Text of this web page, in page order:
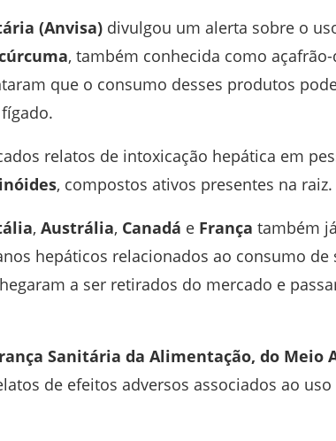
(Anvisa) divulgou um alerta sobre o
, também conhecida como
que o consumo desses produtos
relatos de intoxicação hepática em
, compostos ativos presentes na raiz.
, Austrália, Canadá e França também
hepáticos relacionados ao consumo
a ser retirados do mercado e
Sanitária da Alimentação, do Meio
de efeitos adversos associados ao